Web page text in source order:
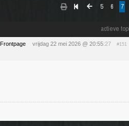
5 6 7
actieve
vrijdag 22 mei 2026 @ 20:55:27 #151